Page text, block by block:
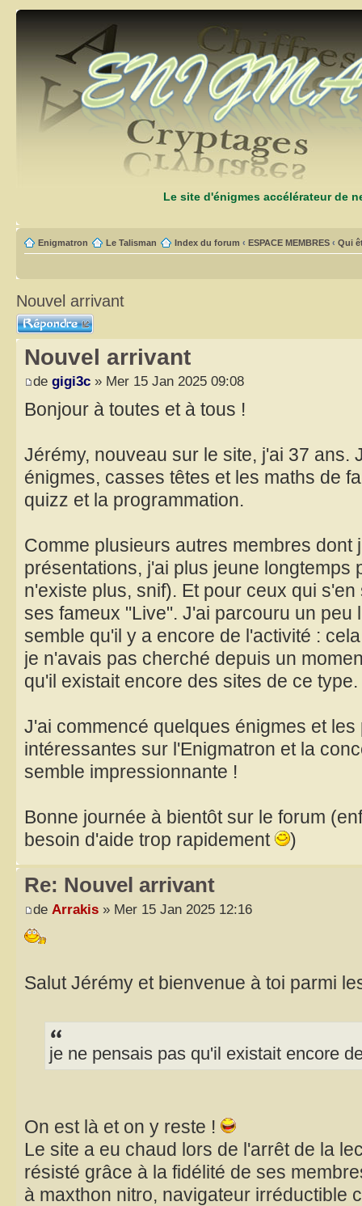
Le site d'énigmes accélérateur de
Enigmatron Le Talisman Index du forum ‹ ESPACE MEMBRES ‹ Qui
Nouvel arrivant
Répondre
Nouvel arrivant
de gigi3c » Mer 15 Jan 2025 09:08
Bonjour à toutes et à tous !
Jérémy, nouveau sur le site, j'ai 37 ans.
énigmes, casses têtes et les maths de
quizz et la programmation.
Comme plusieurs autres membres dont
présentations, j'ai plus jeune longtemps
n'existe plus, snif). Et pour ceux qui
ses fameux "Live". J'ai parcouru un peu
semble qu'il y a encore de l'activité :
je n'avais pas cherché depuis un
qu'il existait encore des sites de ce type.
J'ai commencé quelques énigmes et
intéressantes sur l'Enigmatron et la
semble impressionnante !
Bonne journée à bientôt sur le forum
besoin d'aide trop rapidement
)
Re: Nouvel arrivant
de Arrakis » Mer 15 Jan 2025 12:16
Salut Jérémy et bienvenue à toi parmi
je ne pensais pas qu'il existait encore
On est là et on y reste !
Le site a eu chaud lors de l'arrêt de la
résisté grâce à la fidélité de ses
à maxthon nitro, navigateur irréductible